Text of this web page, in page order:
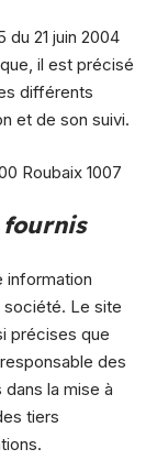
du 21 juin 2004
il est précisé
différents
et de son suivi.
Roubaix 1007
fournis
information
société. Le site
précises que
des
la mise à
tiers